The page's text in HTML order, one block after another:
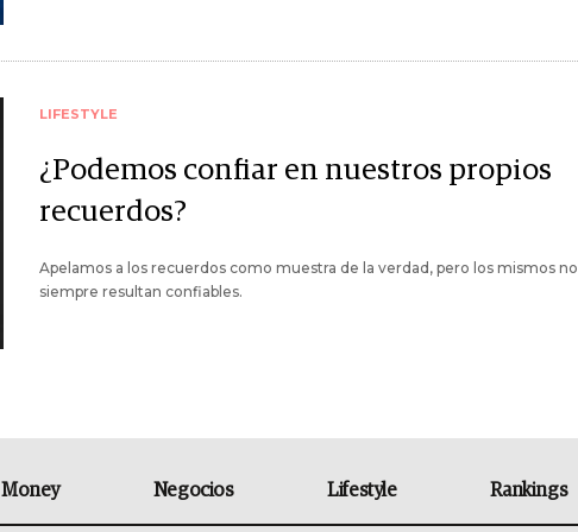
LIFESTYLE
¿Podemos confiar en nuestros propios
recuerdos?
Apelamos a los recuerdos como muestra de la verdad, pero los mismos no
siempre resultan confiables.
Money Negocios Lifestyle Rankings